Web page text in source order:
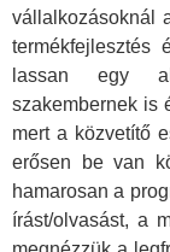
vállalkozásoknál
termékfejlesztés
lassan egy
szakembernek is
mert a közvetítő
erősen be van
hamarosan a
írást/olvasást, a